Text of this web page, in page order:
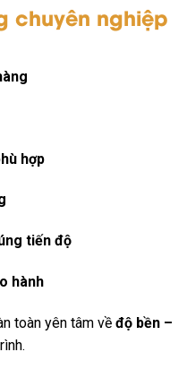
chuyên nghiệp
hợp
tiến độ
hành
toàn yên tâm về độ bền –